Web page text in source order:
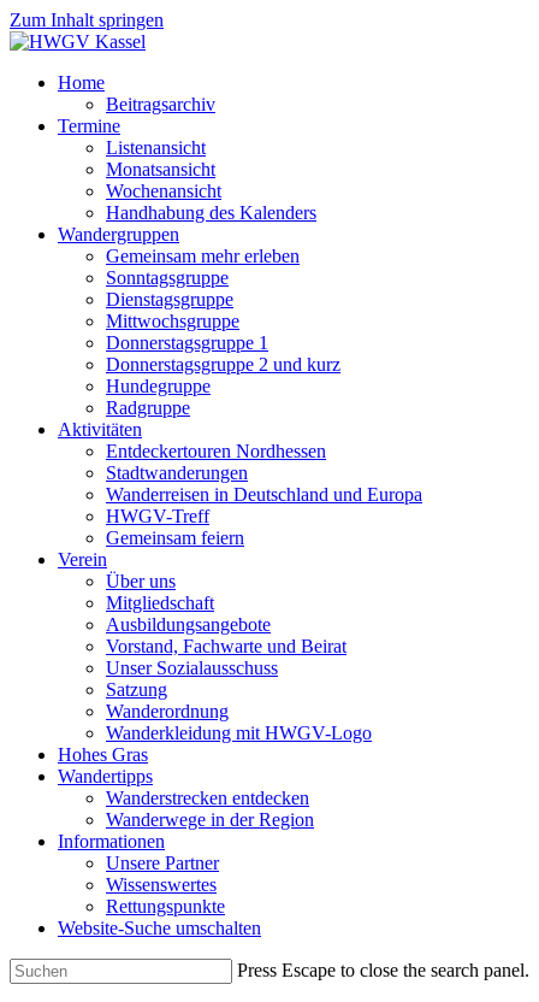
Zum Inhalt springen
Home
Beitragsarchiv
Termine
Listenansicht
Monatsansicht
Wochenansicht
Handhabung des Kalenders
Wandergruppen
Gemeinsam mehr erleben
Sonntagsgruppe
Dienstagsgruppe
Mittwochsgruppe
Donnerstagsgruppe 1
Donnerstagsgruppe 2 und kurz
Hundegruppe
Radgruppe
Aktivitäten
Entdeckertouren Nordhessen
Stadtwanderungen
Wanderreisen in Deutschland und Europa
HWGV-Treff
Gemeinsam feiern
Verein
Über uns
Mitgliedschaft
Ausbildungsangebote
Vorstand, Fachwarte und Beirat
Unser Sozialausschuss
Satzung
Wanderordnung
Wanderkleidung mit HWGV-Logo
Hohes Gras
Wandertipps
Wanderstrecken entdecken
Wanderwege in der Region
Informationen
Unsere Partner
Wissenswertes
Rettungspunkte
Website-Suche umschalten
Press Escape to close the search panel.